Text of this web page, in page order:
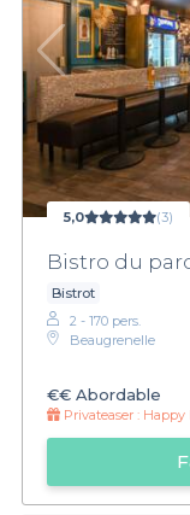
5,0 (3)
Bistro du
Bistrot
2 - 170 pers.
Beaugrenelle
€€ Abordable
Privateaser : Happy